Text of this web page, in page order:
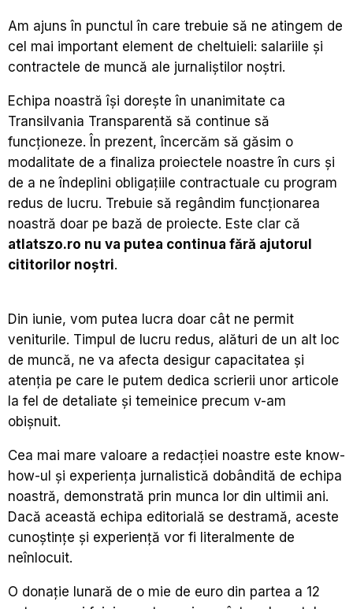
Am ajuns în punctul în care trebuie să ne atingem de
cel mai important element de cheltuieli: salariile și
contractele de muncă ale jurnaliștilor noștri.
Echipa noastră își dorește în unanimitate ca
Transilvania Transparentă să continue să
funcționeze. În prezent, încercăm să găsim o
modalitate de a finaliza proiectele noastre în curs și
de a ne îndeplini obligațiile contractuale cu program
redus de lucru. Trebuie să regândim funcționarea
noastră doar pe bază de proiecte. Este clar că
atlatszo.ro nu va putea continua fără ajutorul
cititorilor noștri.
Din iunie, vom putea lucra doar cât ne permit
veniturile. Timpul de lucru redus, alături de un alt loc
de muncă, ne va afecta desigur capacitatea și
atenția pe care le putem dedica scrierii unor articole
la fel de detaliate și temeinice precum v-am
obișnuit.
Cea mai mare valoare a redacției noastre este know-
how-ul și experiența jurnalistică dobândită de echipa
noastră, demonstrată prin munca lor din ultimii ani.
Dacă această echipa editorială se destramă, aceste
cunoștințe și experiență vor fi literalmente de
neînlocuit.
O donație lunară de o mie de euro din partea a 12